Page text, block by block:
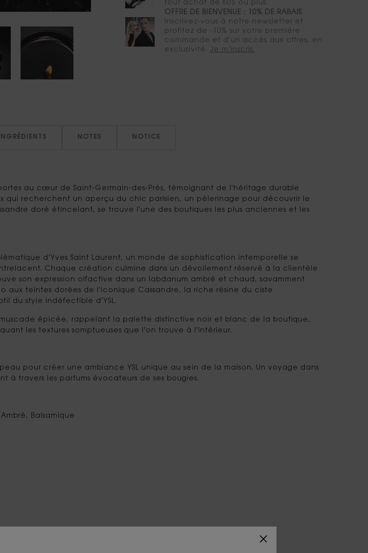
tout achat de 60$ ou plus.
OFFRE DE BIENVENUE : 10% DE RABAIS
Inscrivez-vous à notre newsletter et
profitez de -10% sur votre première
commande et d'un accès aux offres, en
exclusivité. Je m'inscris.
NOTES NOTICE
au cœur de Saint-Germain-des-Prés, témoignant de l'héritage durable
qui recherchent un aperçu du chic parisien, un pèlerinage pour découvrir le
doré étincelant, se trouve l'une des boutiques les plus anciennes et les
d'Yves Saint Laurent, un monde de sophistication intemporelle se
Chaque création culmine dans un dévoilement réservé à la clientèle
son expression olfactive dans un labdanum ambré et chaud, savamment
aux teintes dorées de l'iconique Cassandre, la riche résine du ciste
du style indéfectible d'YSL.
épicée, rappelant la palette distinctive noir et blanc de la boutique,
les textures somptueuses que l'on trouve à l'intérieur.
pour créer une ambiance YSL unique au sein de la maison. Un voyage dans
à travers les parfums évocateurs de ses bougies.
Balsamique